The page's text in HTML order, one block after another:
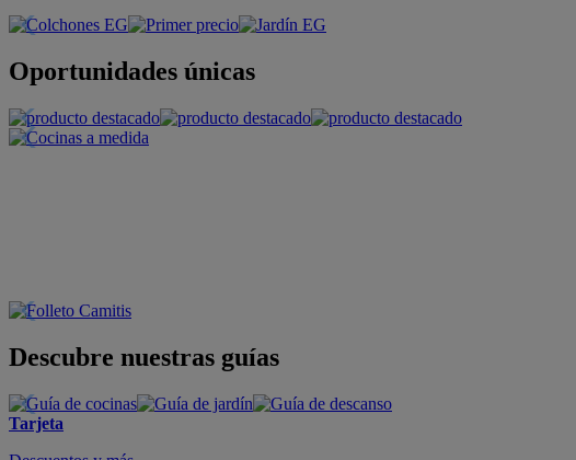
Oportunidades únicas
Descubre nuestras guías
Tarjeta